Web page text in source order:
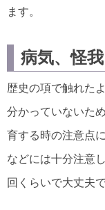
ます。
病気、怪
歴史の項で触れた
分かっていないため
育する時の注意点
などには十分注意
回くらいで大丈夫で